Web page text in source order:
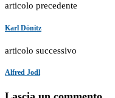
articolo precedente
Karl Dönitz
articolo successivo
Alfred Jodl